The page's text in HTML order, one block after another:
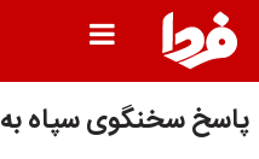
پاسخ سخنگوی سپاه به